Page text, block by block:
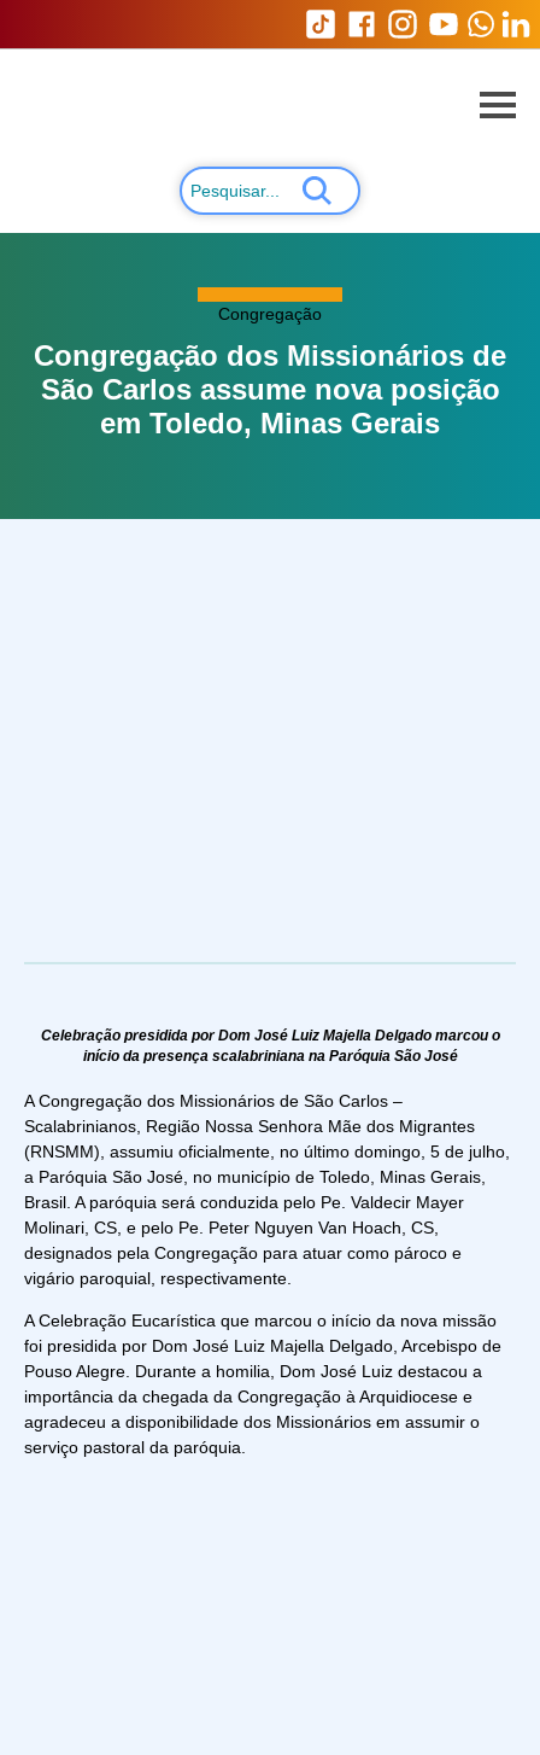
Congregação
Congregação dos Missionários de
São Carlos assume nova posição
em Toledo, Minas Gerais
Celebração presidida por Dom José Luiz Majella Delgado marcou o
início da presença scalabriniana na Paróquia São José
A Congregação dos Missionários de São Carlos –
Scalabrinianos, Região Nossa Senhora Mãe dos Migrantes
(RNSMM), assumiu oficialmente, no último domingo, 5 de julho,
a Paróquia São José, no município de Toledo, Minas Gerais,
Brasil. A paróquia será conduzida pelo Pe. Valdecir Mayer
Molinari, CS, e pelo Pe. Peter Nguyen Van Hoach, CS,
designados pela Congregação para atuar como pároco e
vigário paroquial, respectivamente.
A Celebração Eucarística que marcou o início da nova missão
foi presidida por Dom José Luiz Majella Delgado, Arcebispo de
Pouso Alegre. Durante a homilia, Dom José Luiz destacou a
importância da chegada da Congregação à Arquidiocese e
agradeceu a disponibilidade dos Missionários em assumir o
serviço pastoral da paróquia.